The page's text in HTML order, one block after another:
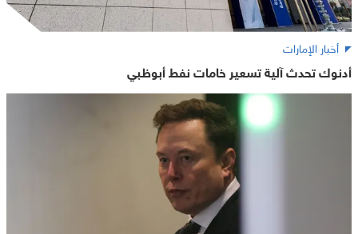
أخبار الإمارات
أدنوك تحدث آلية تسعير خامات نفط أبوظبي